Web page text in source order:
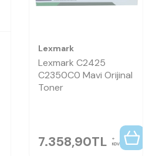
Lexmark
Lexmark C2425
C2350C0 Mavi Orijinal
Toner
7.358,90TL KDV